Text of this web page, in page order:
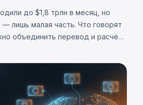
до $1,8 трлн в месяц, но
лишь малая часть. Что говорят
объединить перевод и расчёт,